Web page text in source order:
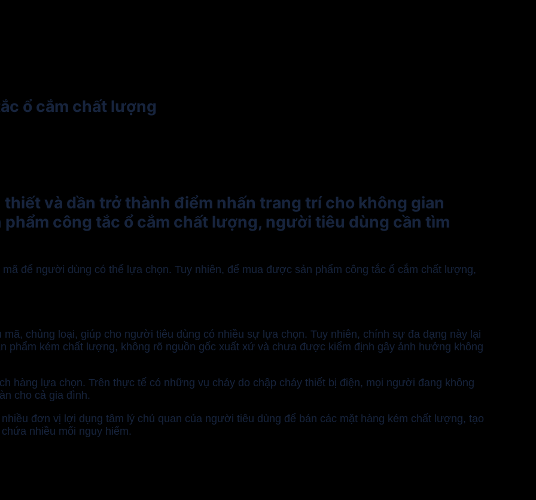
ổ cắm chất lượng
và dần trở thành điểm nhấn trang trí cho không gian
công tắc ổ cắm chất lượng, người tiêu dùng cần tìm
để người dùng có thể lựa chọn. Tuy nhiên, để mua được sản phẩm công tắc ổ cắm chất lượng,
chủng loại, giúp cho người tiêu dùng có nhiều sự lựa chọn. Tuy nhiên, chính sự đa dạng này lại
phẩm kém chất lượng, không rõ nguồn gốc xuất xứ và chưa được kiểm định gây ảnh hưởng không
hàng lựa chọn. Trên thực tế có những vụ cháy do chập cháy thiết bị điện, mọi người đang không
cho cả gia đình.
đơn vị lợi dụng tâm lý chủ quan của người tiêu dùng để bán các mặt hàng kém chất lượng, tạo
nhiều mối nguy hiểm.